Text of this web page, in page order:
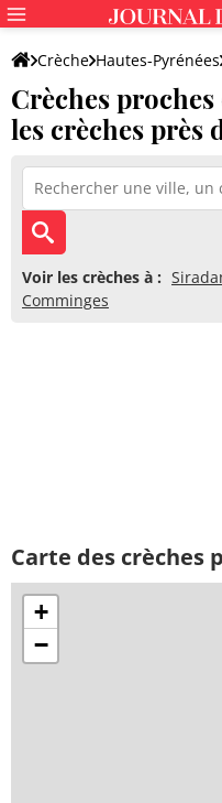
Crèche Hautes-Pyrénées
Crèches proches
les crèches près
Voir les crèches à :
Comminges
Carte des crèches
+
−